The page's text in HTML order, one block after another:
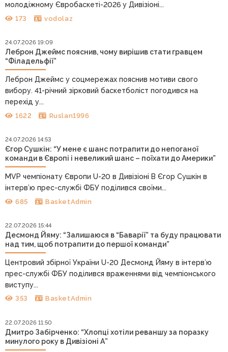
молодіжному Євробаскеті-2026 у Дивізіоні...
173 vodolaz
24.07.2026 19:09
Леброн Джеймс пояснив, чому вирішив стати гравцем
“Філадельфії”
Леброн Джеймс у соцмережах пояснив мотиви свого
вибору. 41-річний зірковий баскетболіст погодився на
перехід у...
1622 Ruslan1996
24.07.2026 14:53
Єгор Сушкін: “У мене є шанс потрапити до непоганої
команди в Європі і невеликий шанс – поїхати до Америки”
MVP чемпіонату Європи U-20 в Дивізіоні В Єгор Сушкін в
інтерв’ю прес-службі ФБУ поділився своїми...
685 BasketAdmin
22.07.2026 15:44
Десмонд Йяму: “Залишаюся в “Баварії” та буду працювати
над тим, щоб потрапити до першої команди”
Центровий збірної України U-20 Десмонд Йяму в інтерв’ю
прес-службі ФБУ поділився враженнями від чемпіонського
виступу...
353 BasketAdmin
22.07.2026 11:50
Дмитро Забірченко: “Хлопці хотіли реваншу за поразку
минулого року в Дивізіоні А”